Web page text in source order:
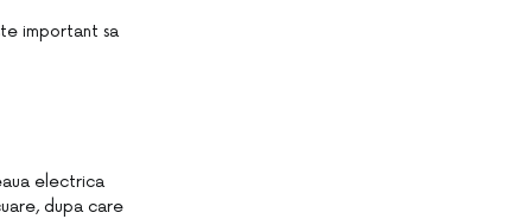
important sa
electrica
dupa care